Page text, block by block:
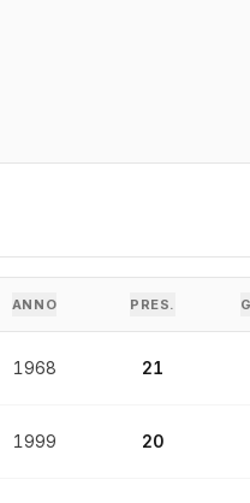
ANNO PRES.
1968 21
1999 20